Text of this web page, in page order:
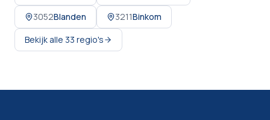
3052Blanden 3211Binkom
Bekijk alle 33 regio's